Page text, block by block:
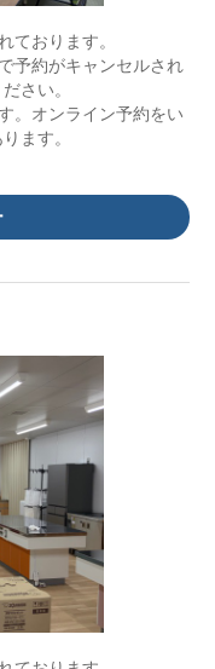
ております。
予約がキャンセルされ
さい。
。オンライン予約をい
ます。